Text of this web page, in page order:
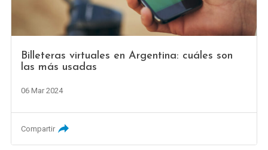
Billeteras virtuales en Argentina: cuáles son
las más usadas
06 Mar 2024
Compartir